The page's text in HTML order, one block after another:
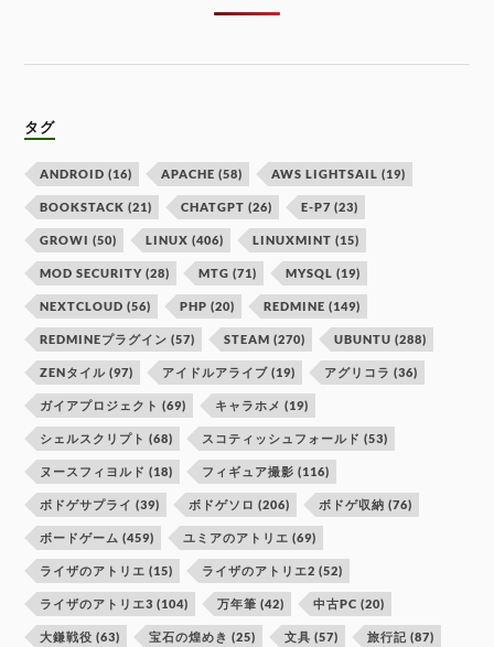
タグ
ANDROID (16) APACHE (58) AWS LIGHTSAIL (19)
BOOKSTACK (21) CHATGPT (26) E-P7 (23)
GROWI (50) LINUX (406) LINUXMINT (15)
MOD SECURITY (28) MTG (71) MYSQL (19)
NEXTCLOUD (56) PHP (20) REDMINE (149)
REDMINEプラグイン (57) STEAM (270) UBUNTU (288)
ZENタイル (97) アイドルアライブ (19) アグリコラ (36)
ガイアプロジェクト (69) キャラホメ (19)
シェルスクリプト (68) スコティッシュフォールド (53)
ヌースフィヨルド (18) フィギュア撮影 (116)
ボドゲサプライ (39) ボドゲソロ (206) ボドゲ収納 (76)
ボードゲーム (459) ユミアのアトリエ (69)
ライザのアトリエ (15) ライザのアトリエ2 (52)
ライザのアトリエ3 (104) 万年筆 (42) 中古PC (20)
大鎌戦役 (63) 宝石の煌めき (25) 文具 (57) 旅行記 (87)